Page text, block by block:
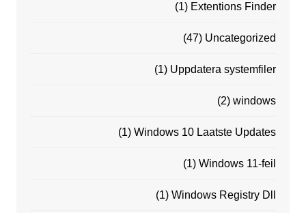
Extentions Finder
(1)
Uncategorized
(47)
Uppdatera systemfiler
(1)
windows
(2)
Windows 10 Laatste Updates
(1)
Windows 11-feil
(1)
Windows Registry Dll
(1)